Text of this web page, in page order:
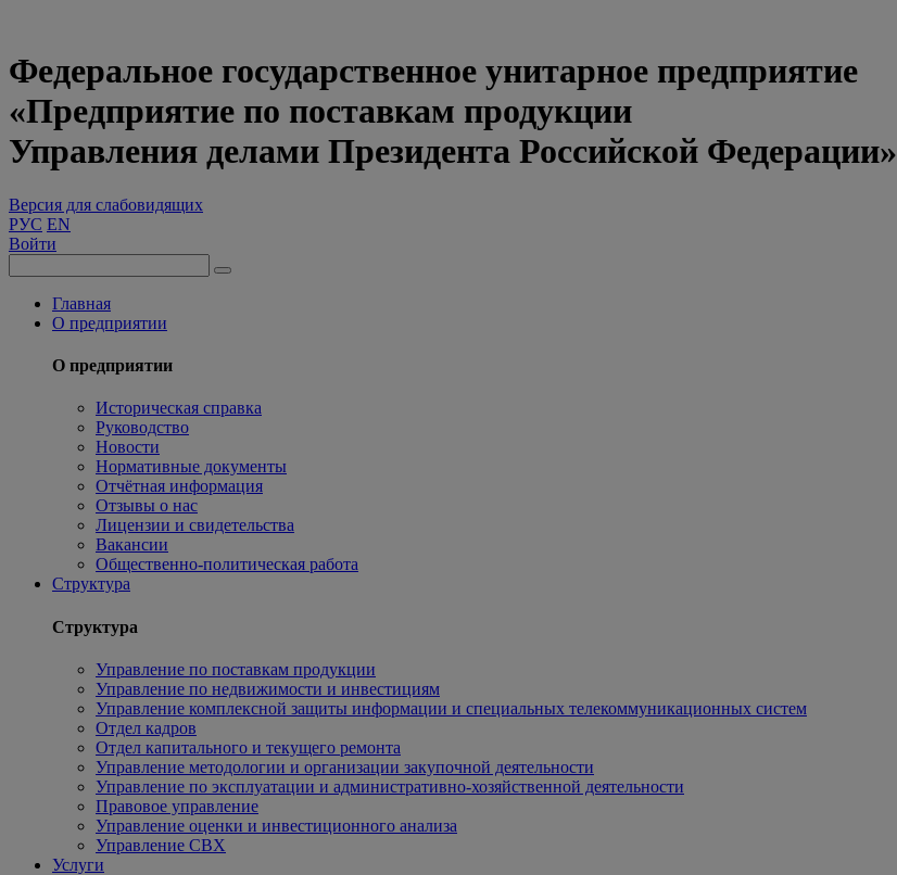
Федеральное государственное унитарное предприятие
«Предприятие по поставкам продукции
Управления делами Президента Российской Федерации»
Версия для слабовидящих
РУС EN
Войти
Главная
О предприятии
О предприятии
Историческая справка
Руководство
Новости
Нормативные документы
Отчётная информация
Отзывы о нас
Лицензии и свидетельства
Вакансии
Общественно-политическая работа
Структура
Структура
Управление по поставкам продукции
Управление по недвижимости и инвестициям
Управление комплексной защиты информации и специальных телекоммуникационных систем
Отдел кадров
Отдел капитального и текущего ремонта
Управление методологии и организации закупочной деятельности
Управление по эксплуатации и административно-хозяйственной деятельности
Правовое управление
Управление оценки и инвестиционного анализа
Управление СВХ
Услуги